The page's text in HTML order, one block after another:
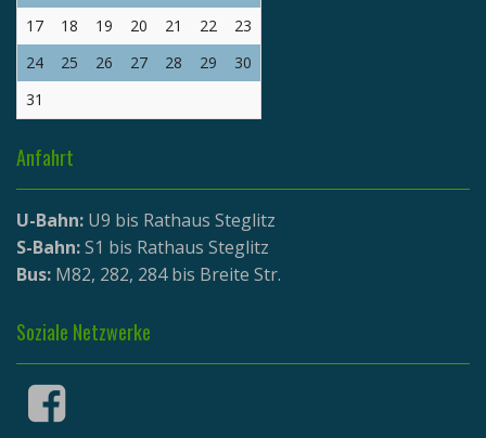
17
18 19 20 21 22
23
24
25 26 27 28 29
30
31
Anfahrt
U-Bahn: U9 bis Rathaus Steglitz
S-Bahn:S1 bis Rathaus Steglitz
Bus: M82, 282, 284 bis Breite Str.
Soziale Netzwerke